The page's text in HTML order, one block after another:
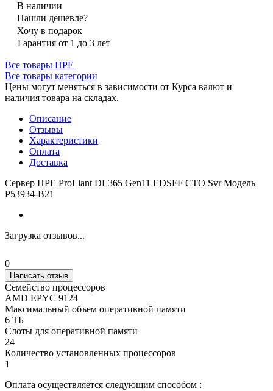
В наличии
Нашли дешевле?
Хочу в подарок
Гарантия от 1 до 3 лет
Все товары HPE
Все товары категории
Цены могут меняться в зависимости от Курса валют и
наличия товара на складах.
Описание
Отзывы
Характеристики
Оплата
Доставка
Сервер HPE ProLiant DL365 Gen11 EDSFF CTO Svr Модель
P53934-B21
Загрузка отзывов...
0
Написать отзыв
Семейство процессоров
AMD EPYC 9124
Максимальный объем оперативной памяти
6 ТБ
Слоты для оперативной памяти
24
Количество установленных процессоров
1
Оплата осуществляется следующим способом :